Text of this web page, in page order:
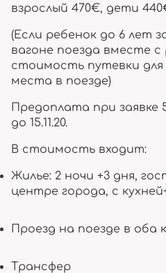
взрослый 470€, дети
(Если ребенок до 6 лет
вагоне поезда вместе
стоимость путевки для
места в поезде)
Предоплата при заявке
до 15.11.20.
В стоимость входит:
Жилье: 2 ночи +3 дня,
центре города, с
Проезд на поезде в оба
Трансфер